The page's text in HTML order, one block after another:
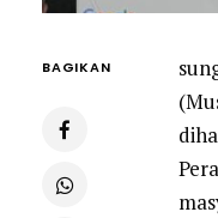
BAGIKAN